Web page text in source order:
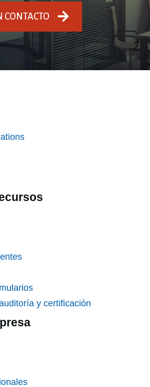
CONTACTO
y certificación